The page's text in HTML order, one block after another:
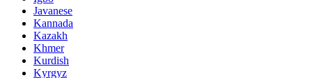
Javanese
Kannada
Kazakh
Khmer
Kurdish
Kyrgyz